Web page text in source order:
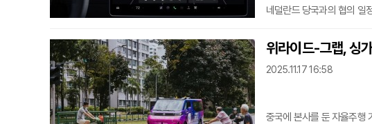
네덜란드 당국과의 협의 일
신경전이 감지된다.테슬라
당국 RDW(네덜란드 차량
게시했다. 이 승인은 곧 유
위라이드-그랩, 싱
2025.11.17 16:58
중국에 본사를 둔 자율주행